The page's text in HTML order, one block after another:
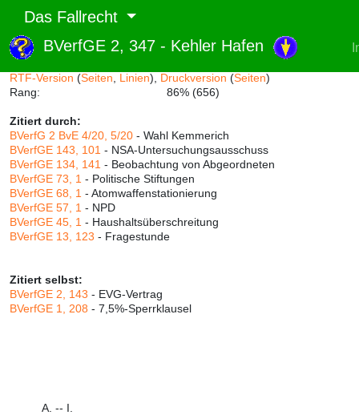
Das Fallrecht
BVerfGE 2, 347 - Kehler Hafen
Abruf und Rang:
RTF-Version (Seiten Linien), Druckversion (Seiten)
Rang:
86% (656)
Zitiert durch:
BVerfG 2 BvE 4/20, 5/20 - Wahl Kemmerich
BVerfGE 143, 101 - NSA-Untersuchungsausschuss
BVerfGE 134, 141 - Beobachtung von Abgeordneten
BVerfGE 73, 1 - Politische Stiftungen
BVerfGE 68, 1 - Atomwaffenstationierung
BVerfGE 57, 1 - NPD
BVerfGE 45, 1 - Haushaltsüberschreitung
BVerfGE 13, 123 - Fragestunde
Zitiert selbst:
BVerfGE 2, 143 - EVG-Vertrag
BVerfGE 1, 208 - 7,5%-Sperrklausel
A. -- I.